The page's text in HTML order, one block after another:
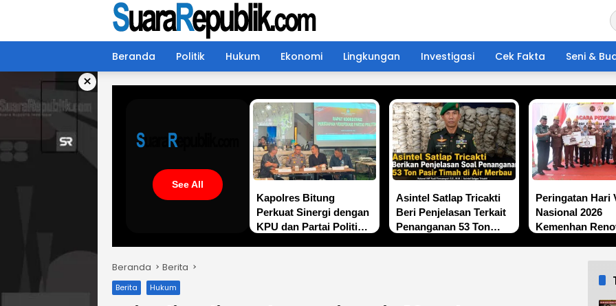
Beranda
Politik Hukum Ekonomi Lingkungan Investigasi Cek Fakta Seni &
×
See All
Kapolres Bitung
Perkuat Sinergi dengan
KPU dan Partai Politik,
Asintel Satlap Tricakti
Beri Penjelasan Terkait
Penanganan 53 Ton
Peringatan Hari
Nasional 2026
Kemenhan
Beranda Berita
Berita Hukum